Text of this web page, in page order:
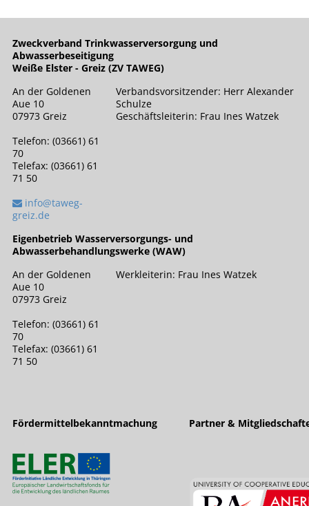
Zweckverband Trinkwasserversorgung und
Abwasserbeseitigung
Weiße Elster - Greiz (ZV TAWEG)
An der Goldenen
Aue 10
07973 Greiz
Telefon: (03661) 61
70
Telefax: (03661) 61
71 50
info@taweg-
greiz.de
Verbandsvorsitzender: Herr Alexander
Schulze
Geschäftsleiterin: Frau Ines Watzek
Eigenbetrieb Wasserversorgungs- und
Abwasserbehandlungswerke (WAW)
An der Goldenen
Aue 10
07973 Greiz
Telefon: (03661) 61
70
Telefax: (03661) 61
71 50
Werkleiterin: Frau Ines Watzek
Fördermittelbekanntmachung Partner &